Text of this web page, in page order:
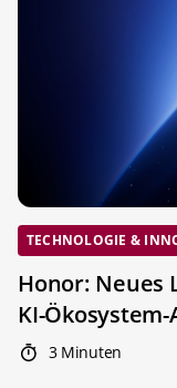
TECHNOLOGIE &
Honor: Neues
KI-
3 Minuten